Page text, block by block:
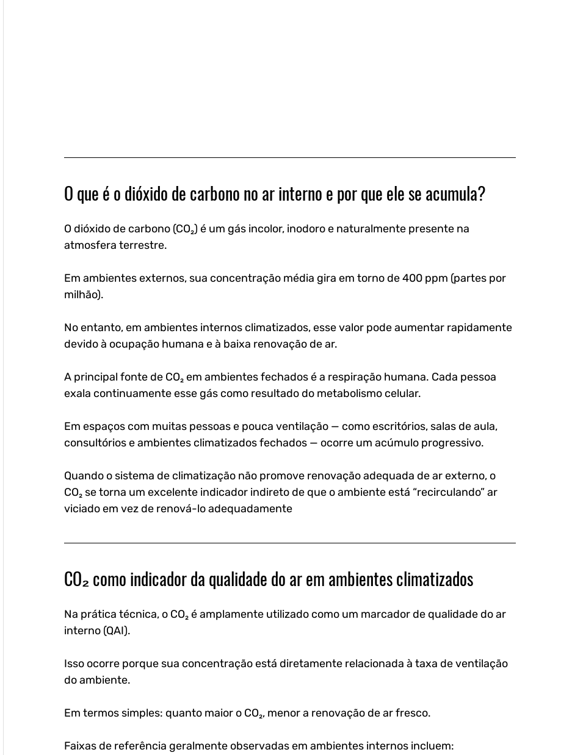
O que é o dióxido de carbono no ar interno e por que ele se acumula?
O dióxido de carbono (CO₂) é um gás incolor, inodoro e naturalmente presente na
atmosfera terrestre.
Em ambientes externos, sua concentração média gira em torno de 400 ppm (partes por
milhão).
No entanto, em ambientes internos climatizados, esse valor pode aumentar rapidamente
devido à ocupação humana e à baixa renovação de ar.
A principal fonte de CO₂ em ambientes fechados é a respiração humana. Cada pessoa
exala continuamente esse gás como resultado do metabolismo celular.
Em espaços com muitas pessoas e pouca ventilação — como escritórios, salas de aula,
consultórios e ambientes climatizados fechados — ocorre um acúmulo progressivo.
Quando o sistema de climatização não promove renovação adequada de ar externo, o
CO₂ se torna um excelente indicador indireto de que o ambiente está “recirculando” ar
viciado em vez de renová-lo adequadamente
CO₂ como indicador da qualidade do ar em ambientes climatizados
Na prática técnica, o CO₂ é amplamente utilizado como um marcador de qualidade do ar
interno (QAI).
Isso ocorre porque sua concentração está diretamente relacionada à taxa de ventilação
do ambiente.
Em termos simples: quanto maior o CO₂, menor a renovação de ar fresco.
Faixas de referência geralmente observadas em ambientes internos incluem: